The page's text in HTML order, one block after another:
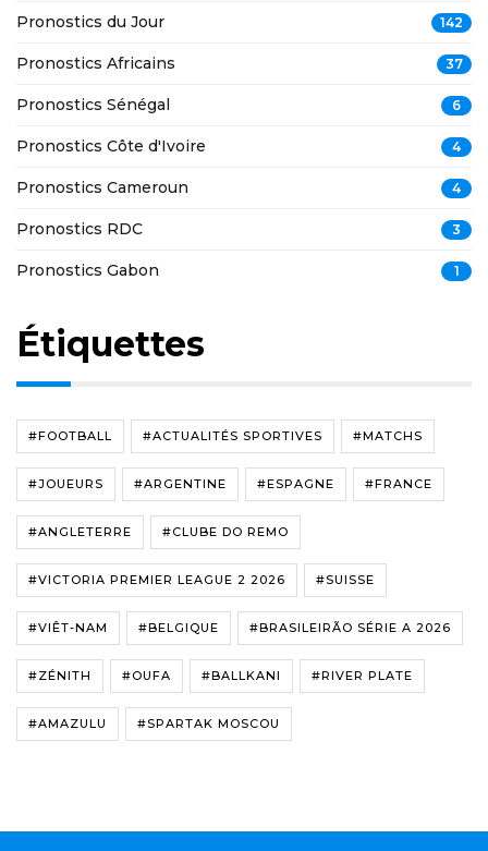
Pronostics du Jour 142
Pronostics Africains 37
Pronostics Sénégal 6
Pronostics Côte d'Ivoire 4
Pronostics Cameroun 4
Pronostics RDC 3
Pronostics Gabon 1
Étiquettes
#FOOTBALL #ACTUALITÉS SPORTIVES #MATCHS
#JOUEURS #ARGENTINE #ESPAGNE #FRANCE
#ANGLETERRE #CLUBE DO REMO
#VICTORIA PREMIER LEAGUE 2 2026 #SUISSE
#VIÊT-NAM #BELGIQUE #BRASILEIRÃO SÉRIE A 2026
#ZÉNITH #OUFA #BALLKANI #RIVER PLATE
#AMAZULU #SPARTAK MOSCOU